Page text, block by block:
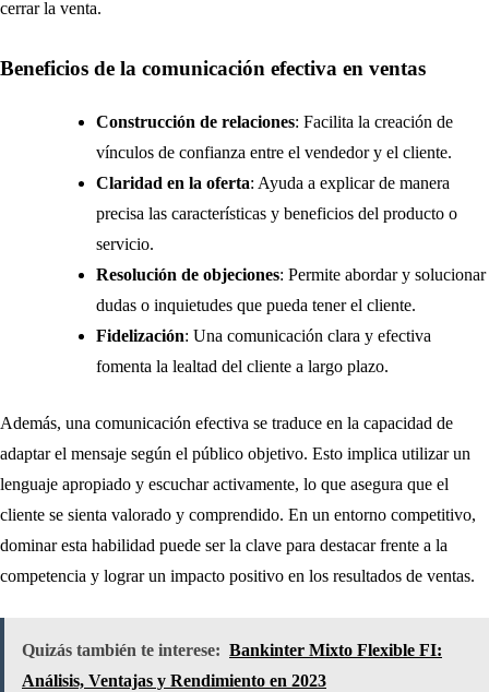
cerrar la venta.
Beneficios de la comunicación efectiva en ventas
Construcción de relaciones: Facilita la creación de
vínculos de confianza entre el vendedor y el cliente.
Claridad en la oferta: Ayuda a explicar de manera
precisa las características y beneficios del producto o
servicio.
Resolución de objeciones: Permite abordar y solucionar
dudas o inquietudes que pueda tener el cliente.
Fidelización: Una comunicación clara y efectiva
fomenta la lealtad del cliente a largo plazo.
Además, una comunicación efectiva se traduce en la capacidad de
adaptar el mensaje según el público objetivo. Esto implica utilizar un
lenguaje apropiado y escuchar activamente, lo que asegura que el
cliente se sienta valorado y comprendido. En un entorno competitivo,
dominar esta habilidad puede ser la clave para destacar frente a la
competencia y lograr un impacto positivo en los resultados de ventas.
Quizás también te interese: Bankinter Mixto Flexible FI:
Análisis, Ventajas y Rendimiento en 2023